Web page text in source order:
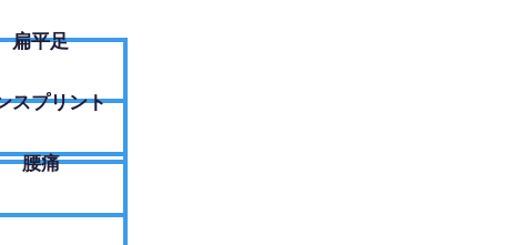
扁平足
スプリント
腰痛